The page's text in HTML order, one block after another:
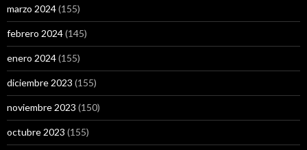
marzo 2024(155)
febrero 2024(145)
enero 2024(155)
diciembre 2023 (155)
noviembre 2023 (150)
octubre 2023 (155)